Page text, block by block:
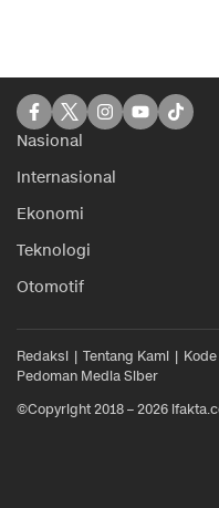
Nasional
Internasional
Ekonomi
Teknologi
Otomotif
Redaksi Tentang Kami
Pedoman Media Siber
©Copyright 2018 – 2026